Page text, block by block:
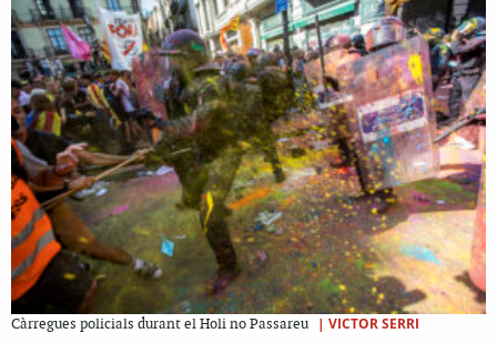
Càrregues policials durant el Holi no Passareu | VICTOR SERRI